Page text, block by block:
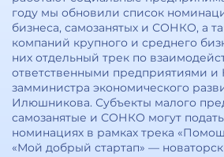
году мы обновили список
бизнеса, самозанятых и СОНКО, а
компаний крупного и среднего
них отдельный трек по
ответственными предприятиями
замминистра экономического
Илюшникова. Субъекты малого
самозанятые и СОНКО могут подать
номинациях в рамках трека
«Мой добрый стартап» —